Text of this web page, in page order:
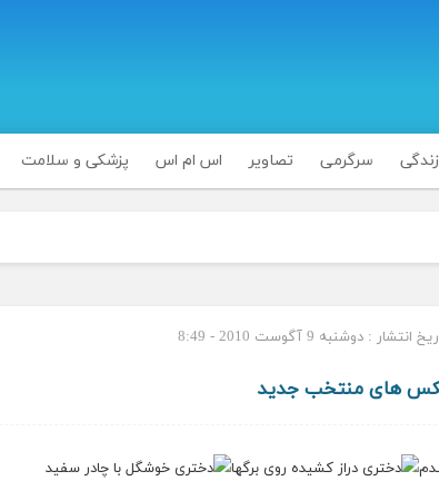
سرگرمی تصاویر اس ام اس پزشکی و سلامت
انتشار : دوشنبه 9 آگوست 2010 - 8:49
های منتخب جدید